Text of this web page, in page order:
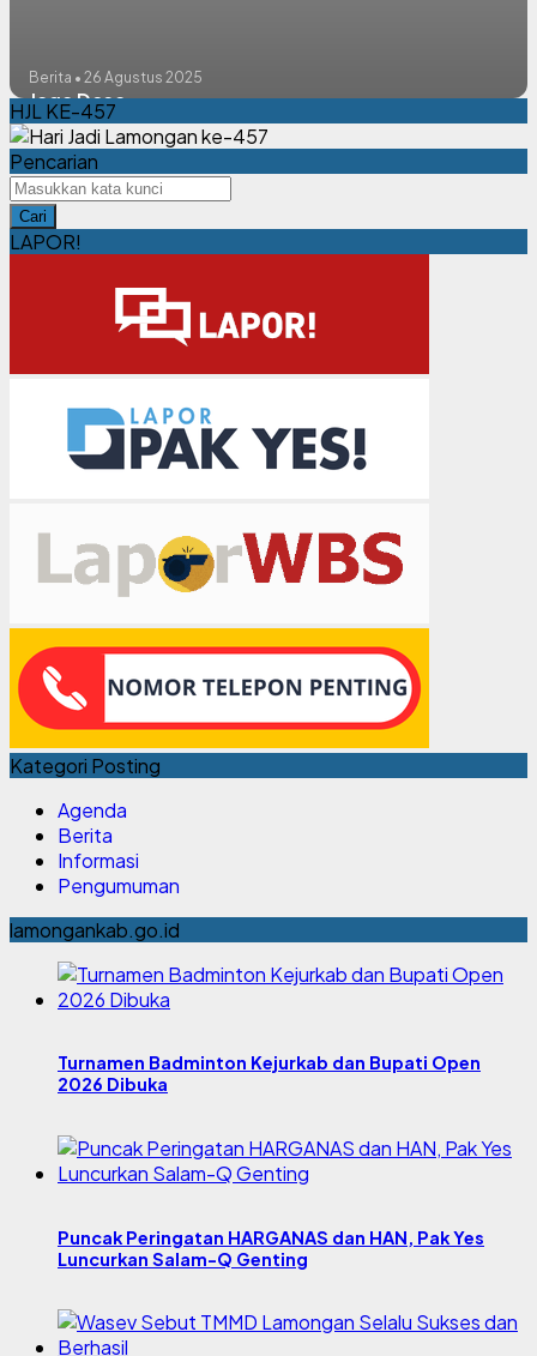
Berita • 26 Agustus 2025
Jaga Desa
HJL KE-457
Pencarian
Cari
LAPOR!
Kategori Posting
Agenda
Berita
Informasi
Pengumuman
lamongankab.go.id
Turnamen Badminton Kejurkab dan Bupati Open
2026 Dibuka
Puncak Peringatan HARGANAS dan HAN, Pak Yes
Luncurkan Salam-Q Genting